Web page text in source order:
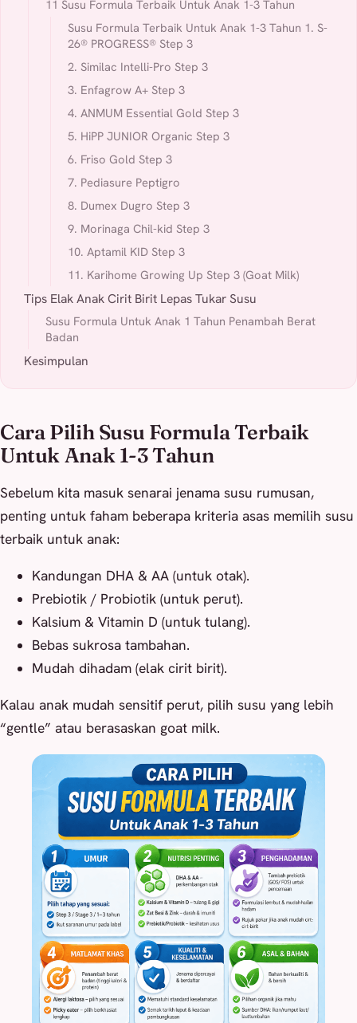
11 Susu Formula Terbaik Untuk Anak 1-3 Tahun
Susu Formula Terbaik Untuk Anak 1-3 Tahun 1. S-
26® PROGRESS® Step 3
2. Similac Intelli-Pro Step 3
3. Enfagrow A+ Step 3
4. ANMUM Essential Gold Step 3
5. HiPP JUNIOR Organic Step 3
6. Friso Gold Step 3
7. Pediasure Peptigro
8. Dumex Dugro Step 3
9. Morinaga Chil-kid Step 3
10. Aptamil KID Step 3
11. Karihome Growing Up Step 3 (Goat Milk)
Tips Elak Anak Cirit Birit Lepas Tukar Susu
Susu Formula Untuk Anak 1 Tahun Penambah Berat
Badan
Kesimpulan
Cara Pilih Susu Formula Terbaik
Untuk Anak 1-3 Tahun
Sebelum kita masuk senarai jenama susu rumusan,
penting untuk faham beberapa kriteria asas memilih susu
terbaik untuk anak:
Kandungan DHA & AA (untuk otak).
Prebiotik / Probiotik (untuk perut).
Kalsium & Vitamin D (untuk tulang).
Bebas sukrosa tambahan.
Mudah dihadam (elak cirit birit).
Kalau anak mudah sensitif perut, pilih susu yang lebih
“gentle” atau berasaskan goat milk.